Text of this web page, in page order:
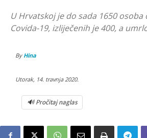
U Hrvatskoj je do sada 1650
Covida-19, izliječenih je 400, a
By Hina
Utorak, 14. travnja 2020.
🔊 Pročitaj naglas